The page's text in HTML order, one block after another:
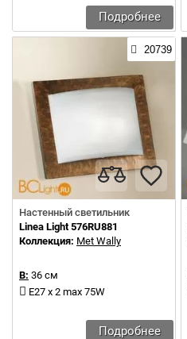
Подробнее
20739
Настенный светильник
Linea Light 576RU881
Коллекция: Met Wally
В: 36 см
E27 х 2 max 75W
Подробнее